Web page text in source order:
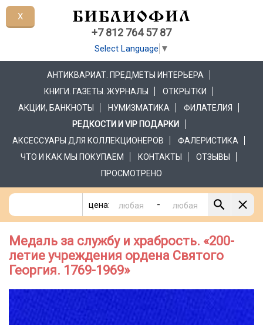
+7 812 764 57 87
Select Language ▼
АНТИКВАРИАТ. ПРЕДМЕТЫ ИНТЕРЬЕРА
КНИГИ. ГАЗЕТЫ. ЖУРНАЛЫ
ОТКРЫТКИ
АКЦИИ, БАНКНОТЫ
НУМИЗМАТИКА
ФИЛАТЕЛИЯ
РЕДКОСТИ И VIP ПОДАРКИ
АКСЕССУАРЫ ДЛЯ КОЛЛЕКЦИОНЕРОВ
ФАЛЕРИСТИКА
ЧТО И КАК МЫ ПОКУПАЕМ
КОНТАКТЫ
ОТЗЫВЫ
ПРОСМОТРЕНО
цена: -
Медаль за службу и храбрость. «200-
летие учреждения ордена Святого
Георгия. 1769-1969»
X